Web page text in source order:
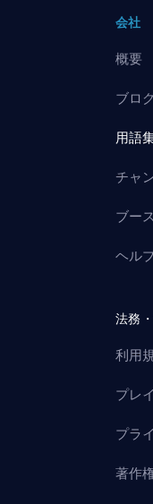
会社
概要
ブロ
用語
チャ
ブー
ヘル
法務
利用
プレ
プラ
著作